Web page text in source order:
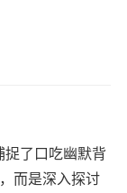
了口吃幽默背
而是深入探讨